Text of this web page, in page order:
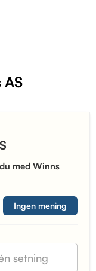
med Winns
Ingen mening